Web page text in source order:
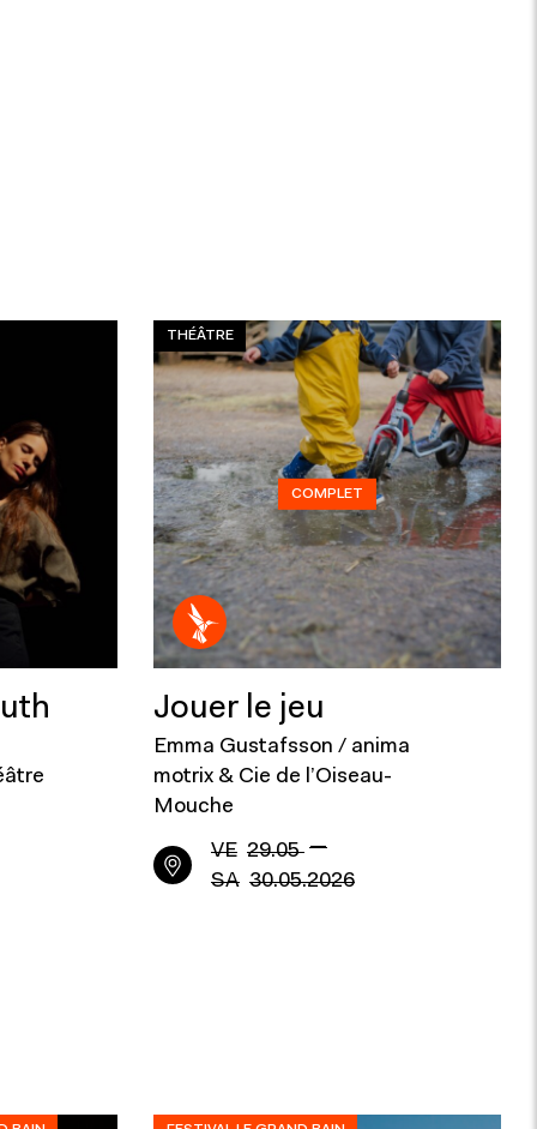
COMPLET
THÉÂTRE
Jouer le jeu
Emma Gustafsson / anima
motrix & Cie de l’Oiseau-
Mouche
VE 29.05 —
SA 30.05.2026